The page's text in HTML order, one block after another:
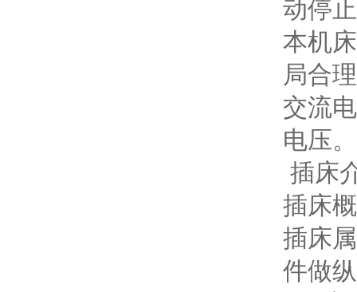
动停
本机
局合
交流
电压。
插床
插床
插床
件做